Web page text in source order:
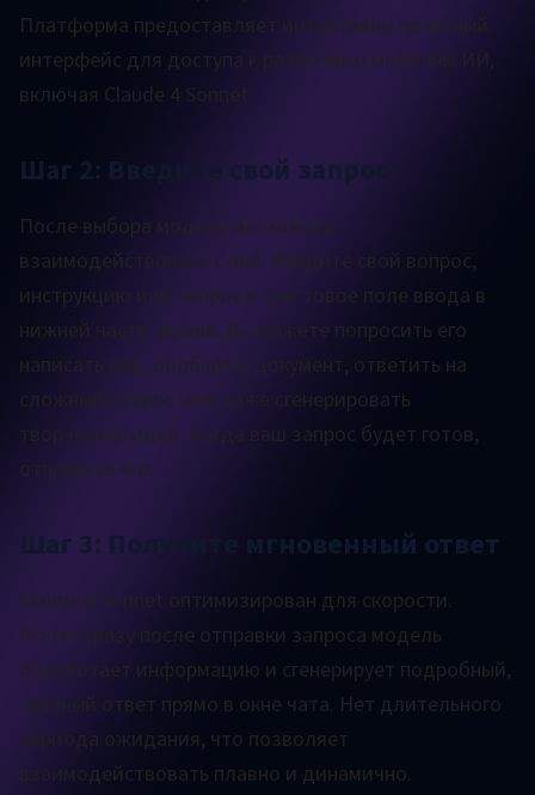
Платформа предоставляет интуитивно понятный
интерфейс для доступа к различным моделям ИИ,
включая Claude 4 Sonnet.
Шаг 2: Введите свой запрос
После выбора модели вы можете
взаимодействовать с ней. Введите свой вопрос,
инструкцию или запрос в текстовое поле ввода в
нижней части экрана. Вы можете попросить его
написать код, обобщить документ, ответить на
сложный вопрос или даже сгенерировать
творческие идеи. Когда ваш запрос будет готов,
отправьте его.
Шаг 3: Получите мгновенный ответ
Claude 4 Sonnet оптимизирован для скорости.
Почти сразу после отправки запроса модель
обработает информацию и сгенерирует подробный,
связный ответ прямо в окне чата. Нет длительного
периода ожидания, что позволяет
взаимодействовать плавно и динамично.